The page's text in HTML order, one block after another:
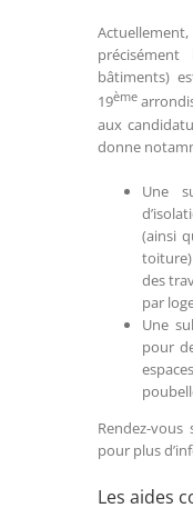
précisément
bâtiments)
19ème
aux
donne
Une
(ainsi
des
par
Une
pour
Rendez-vous
pour plus
Les aides